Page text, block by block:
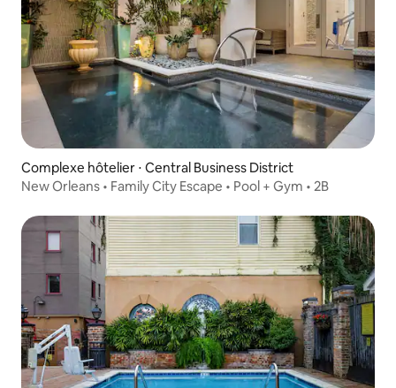
Complexe hôtelier ⋅ Central Business District
New Orleans • Family City Escape • Pool + Gym • 2B